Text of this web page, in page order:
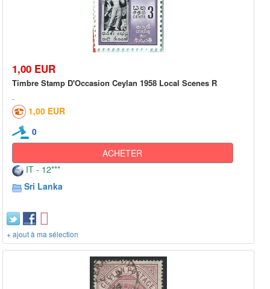
1,00 EUR
Timbre Stamp D'Occasion Ceylan 1958 Local Scenes R
1,00 EUR
0
ACHETER
IT - 12***
Sri Lanka
+ ajout à ma sélection